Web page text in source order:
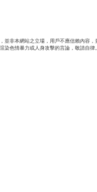
非本網站之立場，用戶不應信賴內容
色情暴力或人身攻擊的言論，敬請自律